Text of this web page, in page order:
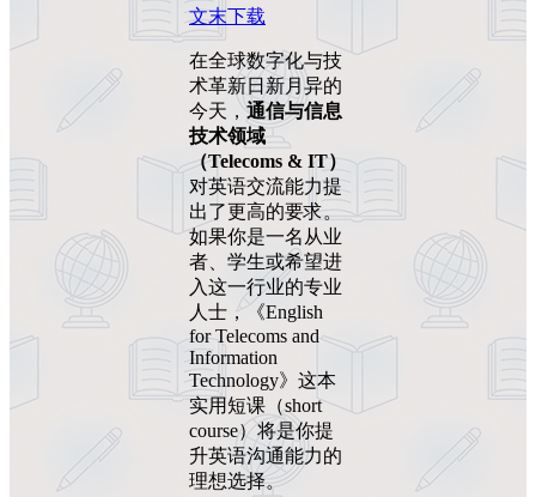
文末下载
在全球数字化与技
术革新日新月异的
今天，通信与信息
技术领域
（Telecoms & IT）
对英语交流能力提
出了更高的要求。
如果你是一名从业
者、学生或希望进
入这一行业的专业
人士，《English
for Telecoms and
Information
Technology》这本
实用短课（short
course）将是你提
升英语沟通能力的
理想选择。